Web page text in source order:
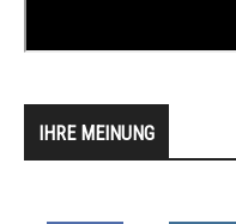
IHRE MEINUNG